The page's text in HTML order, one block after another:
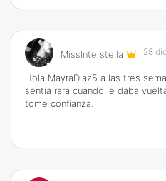
MissInterstella 28
Hola MayraDiaz5 a las tres
sentía rara cuando le daba
tome confianza.